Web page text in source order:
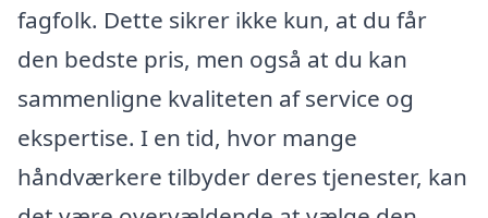
fagfolk. Dette sikrer ikke kun, at du får
den bedste pris, men også at du kan
sammenligne kvaliteten af service og
ekspertise. I en tid, hvor mange
håndværkere tilbyder deres tjenester, kan